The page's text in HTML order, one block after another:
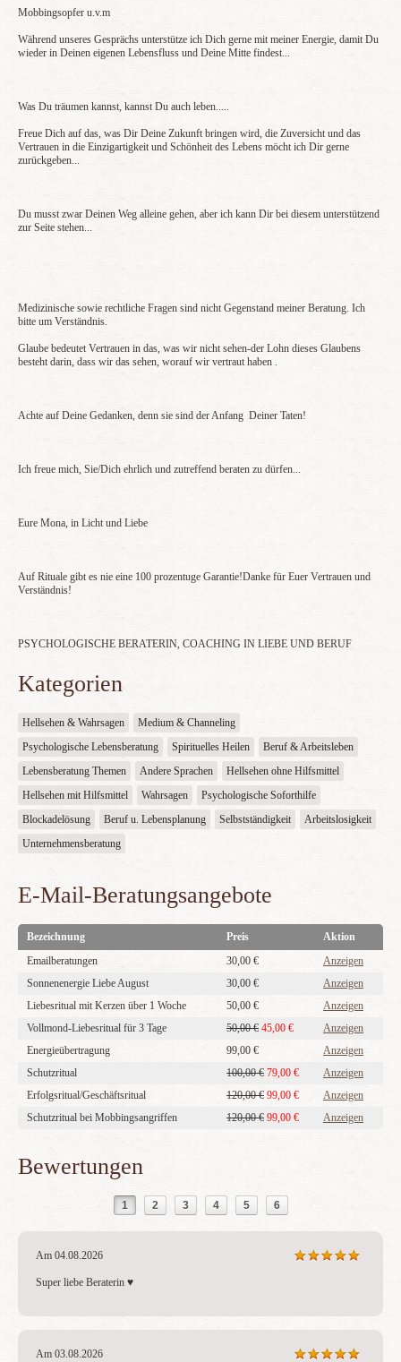
Mobbingsopfer u.v.m
Während unseres Gesprächs unterstütze ich Dich gerne mit meiner Energie, damit Du
wieder in Deinen eigenen Lebensfluss und Deine Mitte findest...
Was Du träumen kannst, kannst Du auch leben.....
Freue Dich auf das, was Dir Deine Zukunft bringen wird, die Zuversicht und das
Vertrauen in die Einzigartigkeit und Schönheit des Lebens möcht ich Dir gerne
zurückgeben...
Du musst zwar Deinen Weg alleine gehen, aber ich kann Dir bei diesem unterstützend
zur Seite stehen...
Medizinische sowie rechtliche Fragen sind nicht Gegenstand meiner Beratung. Ich
bitte um Verständnis.
Glaube bedeutet Vertrauen in das, was wir nicht sehen-der Lohn dieses Glaubens
besteht darin, dass wir das sehen, worauf wir vertraut haben .
Achte auf Deine Gedanken, denn sie sind der Anfang Deiner Taten!
Ich freue mich, Sie/Dich ehrlich und zutreffend beraten zu dürfen...
Eure Mona, in Licht und Liebe
Auf Rituale gibt es nie eine 100 prozentuge Garantie!Danke für Euer Vertrauen und
Verständnis!
PSYCHOLOGISCHE BERATERIN, COACHING IN LIEBE UND BERUF
Kategorien
Hellsehen & Wahrsagen
Medium & Channeling
Psychologische Lebensberatung
Spirituelles Heilen
Beruf & Arbeitsleben
Lebensberatung Themen
Andere Sprachen
Hellsehen ohne Hilfsmittel
Hellsehen mit Hilfsmittel
Wahrsagen
Psychologische Soforthilfe
Blockadelösung
Beruf u. Lebensplanung Selbstständigkeit
Arbeitslosigkeit
Unternehmensberatung
E-Mail-Beratungsangebote
Bezeichnung Preis
Aktion
Emailberatungen
30,00 €
Anzeigen
Sonnenenergie Liebe August
30,00 €
Anzeigen
Liebesritual mit Kerzen über 1 Woche
50,00 €
Anzeigen
Vollmond-Liebesritual für 3 Tage
50,00 € 45,00 €
Anzeigen
Energieübertragung
99,00 €
Anzeigen
Schutzritual
100,00 € 79,00 €
Anzeigen
Erfolgsritual/Geschäftsritual
120,00 € 99,00 €
Anzeigen
Schutzritual bei Mobbingsangriffen
120,00 € 99,00 € Anzeigen
Bewertungen
1 2 3 4 5 6
Am 04.08.2026
Super liebe Beraterin ♥️
Am 03.08.2026